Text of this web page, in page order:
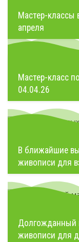
Мастер-классы
апреля
Мастер-класс
04.04.26
В ближайшие
живописи для
Долгожданный
живописи для